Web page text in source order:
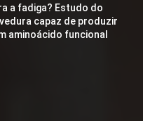
a fadiga? Estudo do
capaz de produzir
aminoácido funcional